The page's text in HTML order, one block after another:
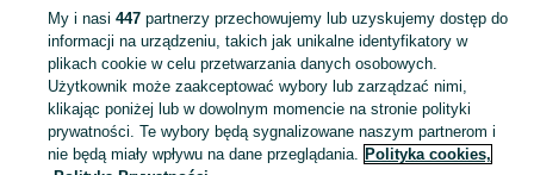
KATEGORIA
Szeroki wybór kozaków damskich Jaworzno ▶️ skórzane, zamszowe, na obcasie i zimowe ✅ Nowe i używane w atrakcyjnych cenach ✌ Znajdź oferty na OLX.pl! Zobacz
Mapa kategorii
My i nasi 447partnerzy przechowujemy lub uzyskujemy dostęp do
informacji na urządzeniu, takich jak unikalne identyfikatory w
plikach cookie w celu przetwarzania danych osobowych.
Użytkownik może zaakceptować wybory lub zarządzać nimi,
klikając poniżej lub w dowolnym momencie na stronie polityki
prywatności. Te wybory będą sygnalizowane naszym partnerom i
nie będą miały wpływu na dane przeglądania. Polityka cookies,